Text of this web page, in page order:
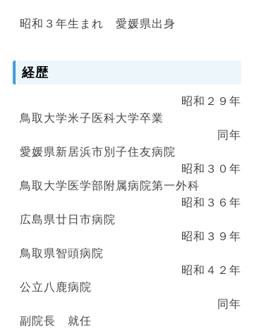
昭和３年生まれ 愛媛県出身
経歴
昭和２９年
鳥取大学米子医科大学卒業
同年
愛媛県新居浜市別子住友病院
昭和３０年
鳥取大学医学部附属病院第一外科
昭和３６年
広島県廿日市病院
昭和３９年
鳥取県智頭病院
昭和４２年
公立八鹿病院
同年
副院長 就任